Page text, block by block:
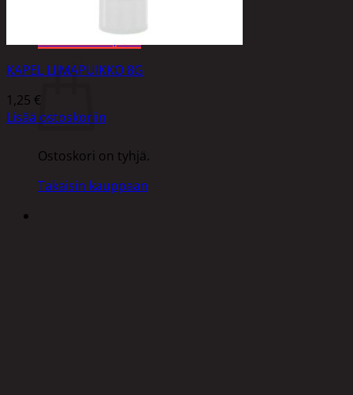
0,00
Ostoskori on tyhjä.
Takaisin kauppaan
KAPEL LIIMAPUIKKO 8G
1,25 €
Lisää ostoskoriin